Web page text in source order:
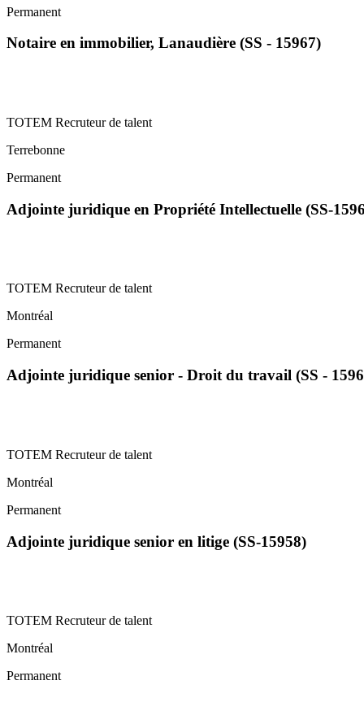
Permanent
Notaire en immobilier, Lanaudière (SS - 15967)
TOTEM Recruteur de talent
Terrebonne
Permanent
Adjointe juridique en Propriété Intellectuelle (SS-
TOTEM Recruteur de talent
Montréal
Permanent
Adjointe juridique senior - Droit du travail (SS -
TOTEM Recruteur de talent
Montréal
Permanent
Adjointe juridique senior en litige (SS-15958)
TOTEM Recruteur de talent
Montréal
Permanent